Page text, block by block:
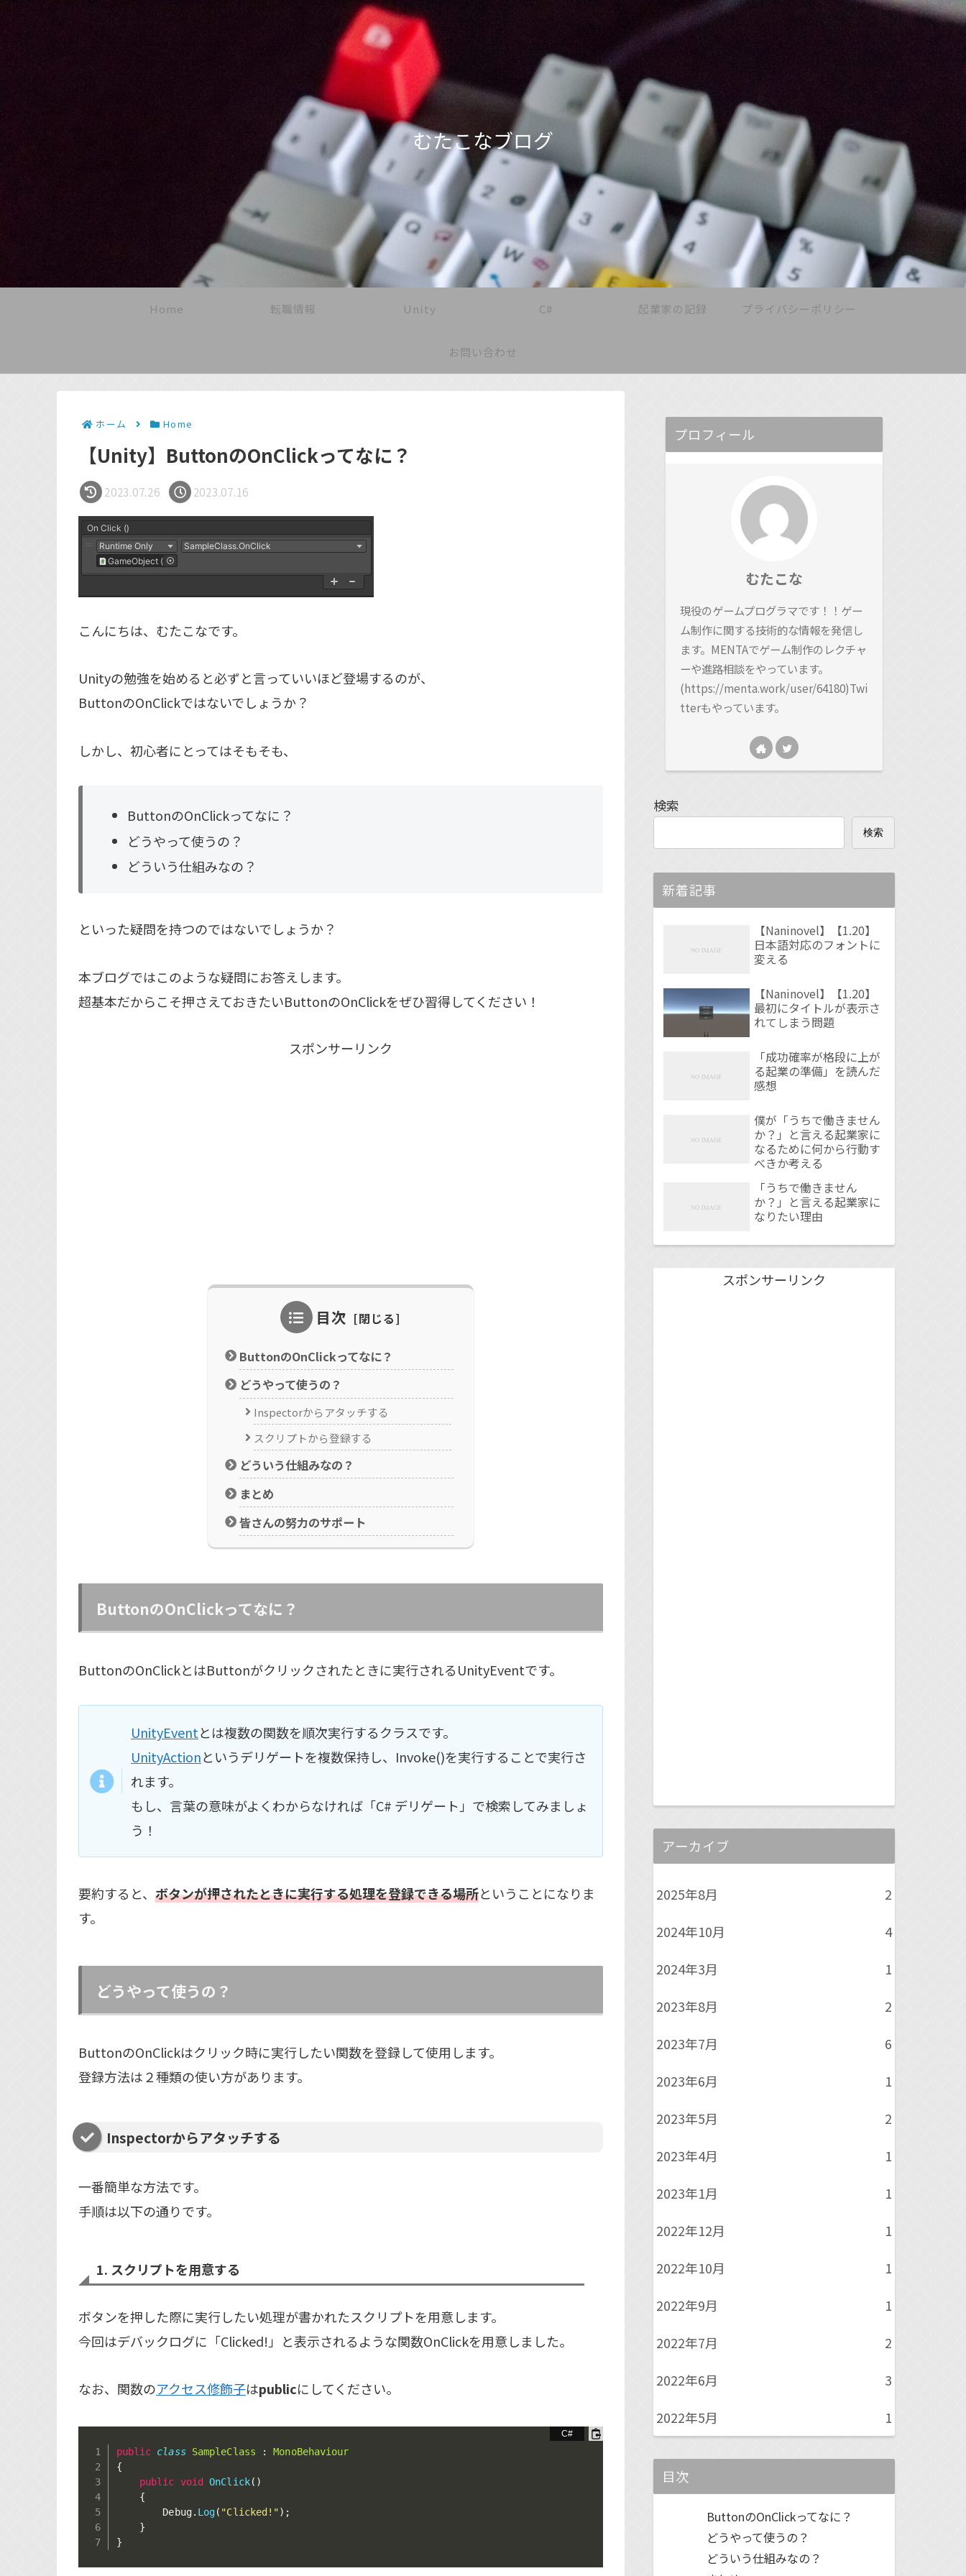
むたこなブログ
Home 転職情報 Unity C# 起業家の記録 プライバシーポリシー
お問い合わせ
ホーム Home
【Unity】ButtonのOnClickってなに？
2023.07.26 2023.07.16
こんにちは、むたこなです。
Unityの勉強を始めると必ずと言っていいほど登場するのが、
ButtonのOnClickではないでしょうか？
しかし、初心者にとってはそもそも、
ButtonのOnClickってなに？
どうやって使うの？
どういう仕組みなの？
といった疑問を持つのではないでしょうか？
本ブログではこのような疑問にお答えします。
超基本だからこそ押さえておきたいButtonのOnClickをぜひ習得してください！
スポンサーリンク
目次
ButtonのOnClickってなに？
どうやって使うの？
Inspectorからアタッチする
スクリプトから登録する
どういう仕組みなの？
まとめ
皆さんの努力のサポート
ButtonのOnClickってなに？
ButtonのOnClickとはButtonがクリックされたときに実行されるUnityEventです。
UnityEventとは複数の関数を順次実行するクラスです。
UnityActionというデリゲートを複数保持し、Invoke()を実行することで実行さ
れます。
もし、言葉の意味がよくわからなければ「C# デリゲート」で検索してみましょ
う！
要約すると、 ボタンが押されたときに実行する処理を登録できる場所ということになりま
す。
どうやって使うの？
ButtonのOnClickはクリック時に実行したい関数を登録して使用します。
登録方法は２種類の使い方があります。
Inspectorからアタッチする
一番簡単な方法です。
手順は以下の通りです。
1. スクリプトを用意する
ボタンを押した際に実行したい処理が書かれたスクリプトを用意します。
今回はデバックログに「Clicked!」と表示されるような関数OnClickを用意しました。
なお、関数のアクセス修飾子はpublicにしてください。
public class SampleClass :
MonoBehaviour
{
public void OnClick( )
{
        Debug
. Log( "Clicked!") ;
}
}
プロフィール
むたこな
現役のゲームプログラマです！！ゲー
ム制作に関する技術的な情報を発信し
ます。MENTAでゲーム制作のレクチャ
ーや進路相談をやっています。
(https://menta.work/user/64180)Twi
tterもやっています。
検索
検索
新着記事
【Naninovel】【1.20】
日本語対応のフォントに
変える
【Naninovel】【1.20】
最初にタイトルが表示さ
れてしまう問題
「成功確率が格段に上が
る起業の準備」を読んだ
感想
僕が「うちで働きません
か？」と言える起業家に
なるために何から行動す
べきか考える
「うちで働きません
か？」と言える起業家に
なりたい理由
スポンサーリンク
アーカイブ
2025年8月
2
2024年10月
4
2024年3月
1
2023年8月
2
2023年7月
6
2023年6月
1
2023年5月
2
2023年4月
1
2023年1月
1
2022年12月
1
2022年10月
1
2022年9月
1
2022年7月
2
2022年6月
3
2022年5月
1
目次
ButtonのOnClickってなに？
どうやって使うの？
どういう仕組みなの？